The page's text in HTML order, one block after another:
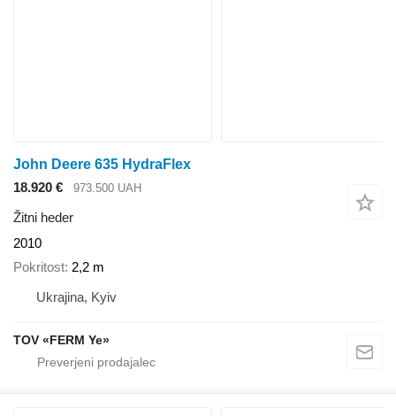
John Deere 635 HydraFlex
18.920 €
973.500 UAH
Žitni heder
2010
Pokritost 2,2 m
Ukrajina, Kyiv
TOV «FERM Ye»